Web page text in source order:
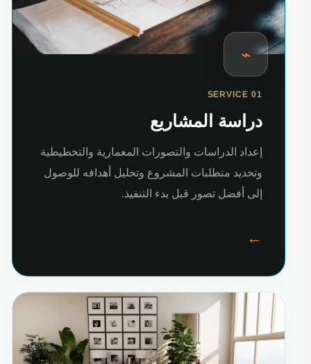
⌁
SERVICE 01
دراسة المشاريع
إعداد الدراسات والتصورات المعمارية والتخطيطية
وتحديد متطلبات المشروع وتحليل أهدافه للوصول
إلى أفضل تصور قبل بدء التنفيذ.
←